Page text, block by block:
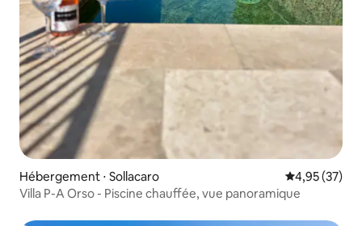
Hébergement ⋅ Sollacaro Évaluation
4,95 (37)
Villa P-A Orso - Piscine chauffée, vue panoramique